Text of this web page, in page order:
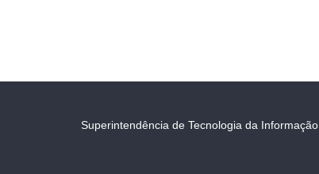
Superintendência de Tecnologia da Informação